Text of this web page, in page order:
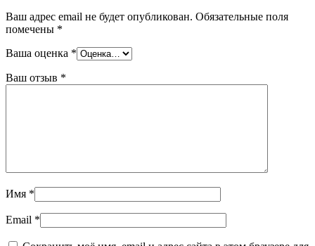
Ваш адрес email не будет опубликован. Обязательные поля
помечены *
Ваша оценка *
Ваш отзыв *
Имя *
Email *